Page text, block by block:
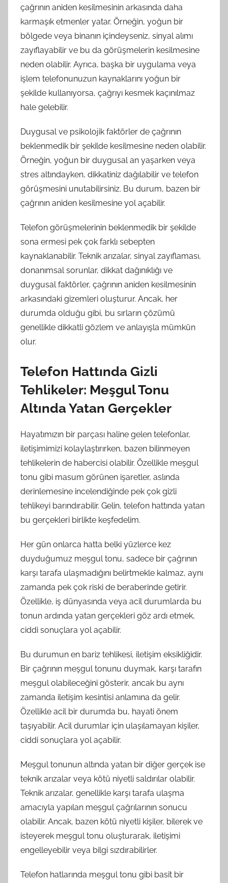
çağrının aniden kesilmesinin arkasında daha
karmaşık etmenler yatar. Örneğin, yoğun bir
bölgede veya binanın içindeyseniz, sinyal alımı
zayıflayabilir ve bu da görüşmelerin kesilmesine
neden olabilir. Ayrıca, başka bir uygulama veya
işlem telefonunuzun kaynaklarını yoğun bir
şekilde kullanıyorsa, çağrıyı kesmek kaçınılmaz
hale gelebilir.
Duygusal ve psikolojik faktörler de çağrının
beklenmedik bir şekilde kesilmesine neden olabilir.
Örneğin, yoğun bir duygusal an yaşarken veya
stres altındayken, dikkatiniz dağılabilir ve telefon
görüşmesini unutabilirsiniz. Bu durum, bazen bir
çağrının aniden kesilmesine yol açabilir.
Telefon görüşmelerinin beklenmedik bir şekilde
sona ermesi pek çok farklı sebepten
kaynaklanabilir. Teknik arızalar, sinyal zayıflaması,
donanımsal sorunlar, dikkat dağınıklığı ve
duygusal faktörler, çağrının aniden kesilmesinin
arkasındaki gizemleri oluşturur. Ancak, her
durumda olduğu gibi, bu sırların çözümü
genellikle dikkatli gözlem ve anlayışla mümkün
olur.
Telefon Hattında Gizli
Tehlikeler: Meşgul Tonu
Altında Yatan Gerçekler
Hayatımızın bir parçası haline gelen telefonlar,
iletişimimizi kolaylaştırırken, bazen bilinmeyen
tehlikelerin de habercisi olabilir. Özellikle meşgul
tonu gibi masum görünen işaretler, aslında
derinlemesine incelendiğinde pek çok gizli
tehlikeyi barındırabilir. Gelin, telefon hattında yatan
bu gerçekleri birlikte keşfedelim.
Her gün onlarca hatta belki yüzlerce kez
duyduğumuz meşgul tonu, sadece bir çağrının
karşı tarafa ulaşmadığını belirtmekle kalmaz, aynı
zamanda pek çok riski de beraberinde getirir.
Özellikle, iş dünyasında veya acil durumlarda bu
tonun ardında yatan gerçekleri göz ardı etmek,
ciddi sonuçlara yol açabilir.
Bu durumun en bariz tehlikesi, iletişim eksikliğidir.
Bir çağrının meşgul tonunu duymak, karşı tarafın
meşgul olabileceğini gösterir, ancak bu aynı
zamanda iletişim kesintisi anlamına da gelir.
Özellikle acil bir durumda bu, hayati önem
taşıyabilir. Acil durumlar için ulaşılamayan kişiler,
ciddi sonuçlara yol açabilir.
Meşgul tonunun altında yatan bir diğer gerçek ise
teknik arızalar veya kötü niyetli saldırılar olabilir.
Teknik arızalar, genellikle karşı tarafa ulaşma
amacıyla yapılan meşgul çağrılarının sonucu
olabilir. Ancak, bazen kötü niyetli kişiler, bilerek ve
isteyerek meşgul tonu oluşturarak, iletişimi
engelleyebilir veya bilgi sızdırabilirler.
Telefon hatlarında meşgul tonu gibi basit bir